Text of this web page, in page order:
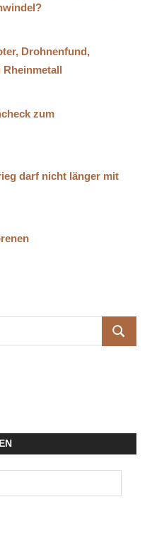
Drohnenfund,
zum
darf nicht länger mit
SUCHEN